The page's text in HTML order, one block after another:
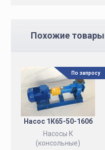
Похожие товары
Насос 1К65-50-160б
Насосы К
(консольные)
По запросу